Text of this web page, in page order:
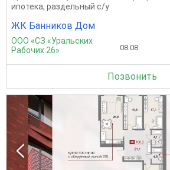
ипотека, раздельный с/у
ЖК Банников Дом
ООО «СЗ «Уральских
Рабочих 26»
08.08
Позвонить